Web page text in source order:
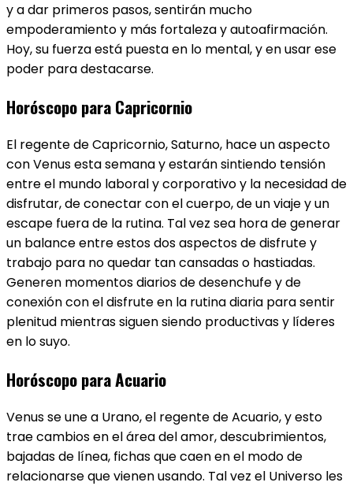
y a dar primeros pasos, sentirán mucho
empoderamiento y más fortaleza y autoafirmación.
Hoy, su fuerza está puesta en lo mental, y en usar ese
poder para destacarse.
Horóscopo para Capricornio
El regente de Capricornio​, Saturno, hace un aspecto
con Venus esta semana y estarán sintiendo tensión
entre el mundo laboral y corporativo y la necesidad de
disfrutar, de conectar con el cuerpo, de un viaje y un
escape fuera de la rutina. Tal vez sea hora de generar
un balance entre estos dos aspectos de disfrute y
trabajo para no quedar tan cansadas o hastiadas.
Generen momentos diarios de desenchufe y de
conexión con el disfrute en la rutina diaria para sentir
plenitud mientras siguen siendo productivas y líderes
en lo suyo.
Horóscopo para Acuario
Venus se une a Urano, el regente de Acuario​, y esto
trae cambios en el área del amor, descubrimientos,
bajadas de línea, fichas que caen en el modo de
relacionarse que vienen usando. Tal vez el Universo les